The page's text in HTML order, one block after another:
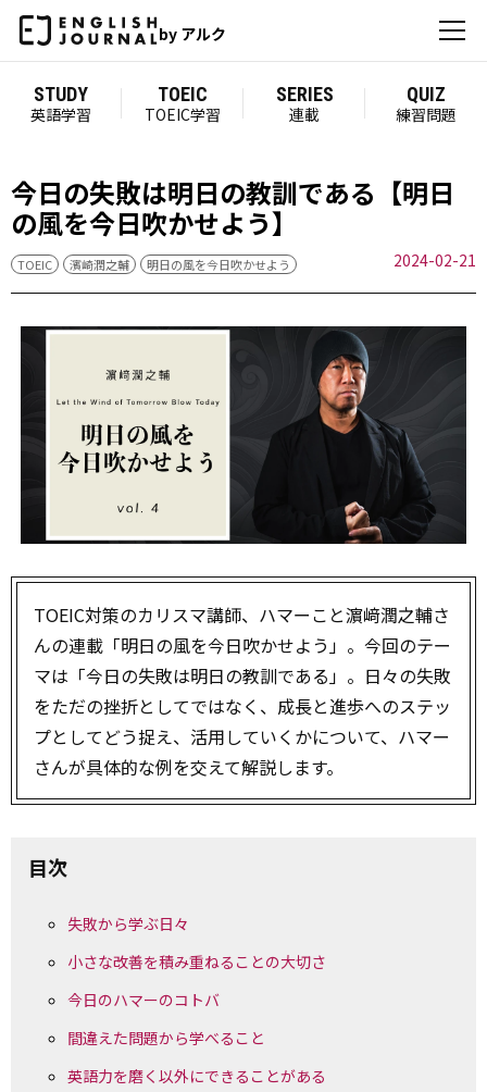
by アルク
STUDY
英語学習
TOEIC
TOEIC学習
SERIES
連載
QUIZ
練習問題
今日の失敗は明日の教訓である【明日
の風を今日吹かせよう】
TOEIC 濱崎潤之輔 明日の風を今日吹かせよう 2024-02-21
TOEIC対策のカリスマ講師、ハマーこと濵﨑潤之輔さ
んの連載「明日の風を今日吹かせよう」。今回のテー
マは「今日の失敗は明日の教訓である」。日々の失敗
をただの挫折としてではなく、成長と進歩へのステッ
プとしてどう捉え、活用していくかについて、ハマー
さんが具体的な例を交えて解説します。
目次
失敗から学ぶ日々
小さな改善を積み重ねることの大切さ
今日のハマーのコトバ
間違えた問題から学べること
英語力を磨く以外にできることがある